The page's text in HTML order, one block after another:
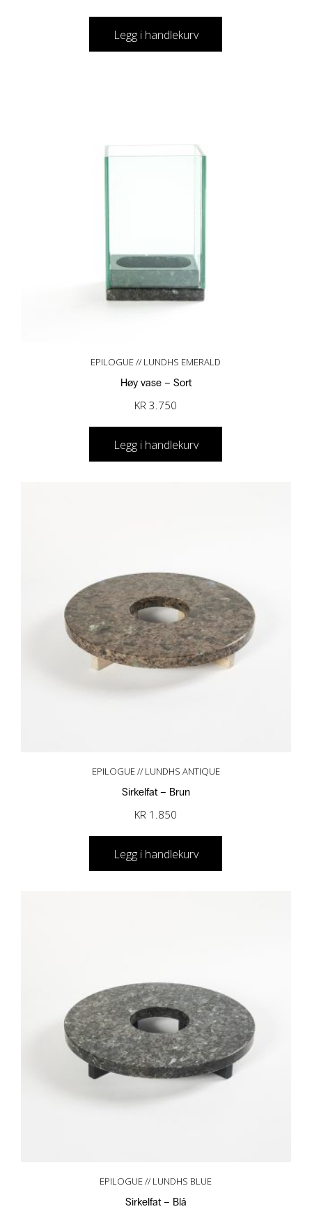
Legg i handlekurv
EPILOGUE // LUNDHS EMERALD
Høy vase – Sort
KR 3.750
Legg i handlekurv
EPILOGUE // LUNDHS ANTIQUE
Sirkelfat – Brun
KR 1.850
Legg i handlekurv
EPILOGUE // LUNDHS BLUE
Sirkelfat – Blå